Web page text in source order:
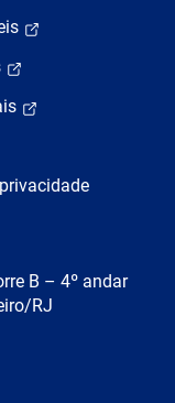
B – 4º andar
RJ